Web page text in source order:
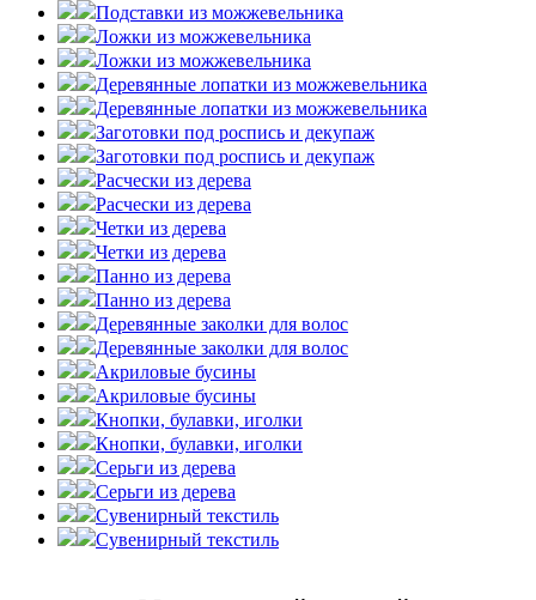
Подставки из можжевельника
Ложки из можжевельника
Ложки из можжевельника
Деревянные лопатки из можжевельника
Деревянные лопатки из можжевельника
Заготовки под роспись и декупаж
Заготовки под роспись и декупаж
Расчески из дерева
Расчески из дерева
Четки из дерева
Четки из дерева
Панно из дерева
Панно из дерева
Деревянные заколки для волос
Деревянные заколки для волос
Акриловые бусины
Акриловые бусины
Кнопки, булавки, иголки
Кнопки, булавки, иголки
Серьги из дерева
Серьги из дерева
Сувенирный текстиль
Сувенирный текстиль